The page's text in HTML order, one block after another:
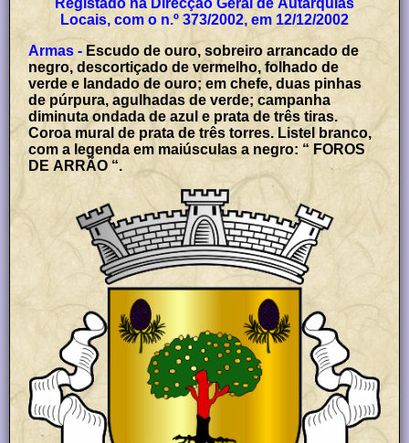
Locais, com o n.º 373/2002, em 12/12/2002
Armas - Escudo de ouro, sobreiro arrancado de
negro, descortiçado de vermelho, folhado de
verde e landado de ouro; em chefe, duas pinhas
de púrpura, agulhadas de verde; campanha
diminuta ondada de azul e prata de três tiras.
Coroa mural de prata de três torres. Listel branco,
com a legenda em maiúsculas a negro: “ FOROS
DE ARRÃO “.